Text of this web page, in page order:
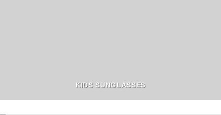
KIDS SUNGLASSES